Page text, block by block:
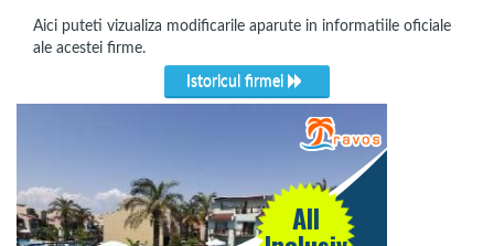
Aici puteti vizualiza modificarile aparute in informatiile oficiale
ale acestei firme.
Istoricul firmei